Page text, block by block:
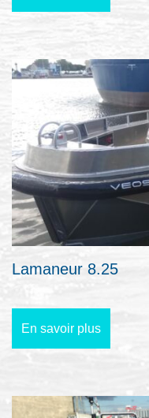
Lamaneur 8.25
En savoir plus